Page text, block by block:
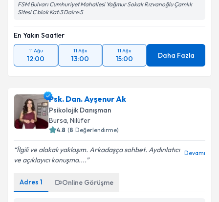
FSM Bulvarı Cumhuriyet Mahallesi Yağmur Sokak Rızvanoğlu Çamlık
Sitesi C blok Kat:3 Daire:5
En Yakın Saatler
11 Ağu
12:00
11 Ağu
13:00
11 Ağu
15:00 Daha Fazla
Psk. Dan. Ayşenur Ak
Psikolojik Danışman
Bursa, Nilüfer
4.8 (8 Değerlendirme)
İlgili ve alakalı yaklaşım. Arkadaşça sohbet. Aydınlatıcı
ve açıklayıcı konuşma....
Devamı
Adres 1 Online Görüşme